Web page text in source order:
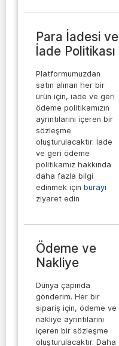
Para İadesi ve
İade Politikası
Platformumuzdan
satın alınan her bir
ürün için, iade ve geri
ödeme politikamızın
ayrıntılarını içeren bir
sözleşme
oluşturulacaktır. İade
ve geri ödeme
politikamız hakkında
daha fazla bilgi
edinmek için burayı
ziyaret edin
Ödeme ve
Nakliye
Dünya çapında
gönderim. Her bir
sipariş için, ödeme ve
nakliye ayrıntılarını
içeren bir sözleşme
oluşturulacaktır. Daha